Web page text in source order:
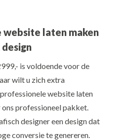
website laten maken
is voldoende voor de
wilt u zich extra
website laten
ons professioneel pakket.
designer een design dat
conversie te genereren.